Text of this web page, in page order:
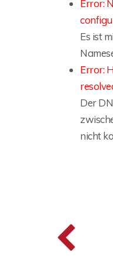
Error:
Es ist
Error:
Der
nicht